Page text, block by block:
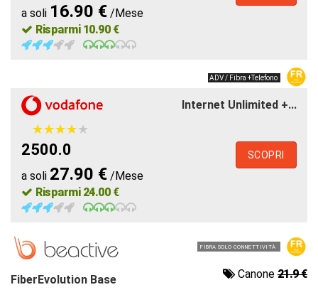
a soli 16.90 € /Mese
Risparmi 10.90 €
ADV / Fibra +Telefono
Internet Unlimited +...
★★★★★
★★★★★
2500.0
a soli 27.90 € /Mese
Risparmi 24.00 €
SCOPRI
FIBRA SOLO CONNETTIVITÀ
FiberEvolution Base Canone 21.9 €